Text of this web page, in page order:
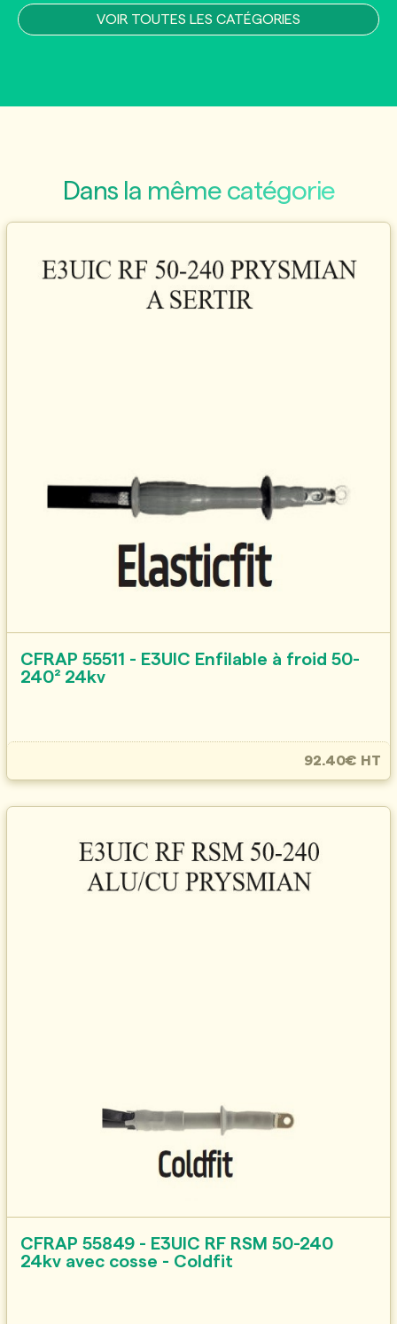
VOIR TOUTES LES CATÉGORIES
Dans la même catégorie
CFRAP 55511 - E3UIC Enfilable à froid 50-
240² 24kv
92.40€ HT
CFRAP 55849 - E3UIC RF RSM 50-240
24kv avec cosse - Coldfit